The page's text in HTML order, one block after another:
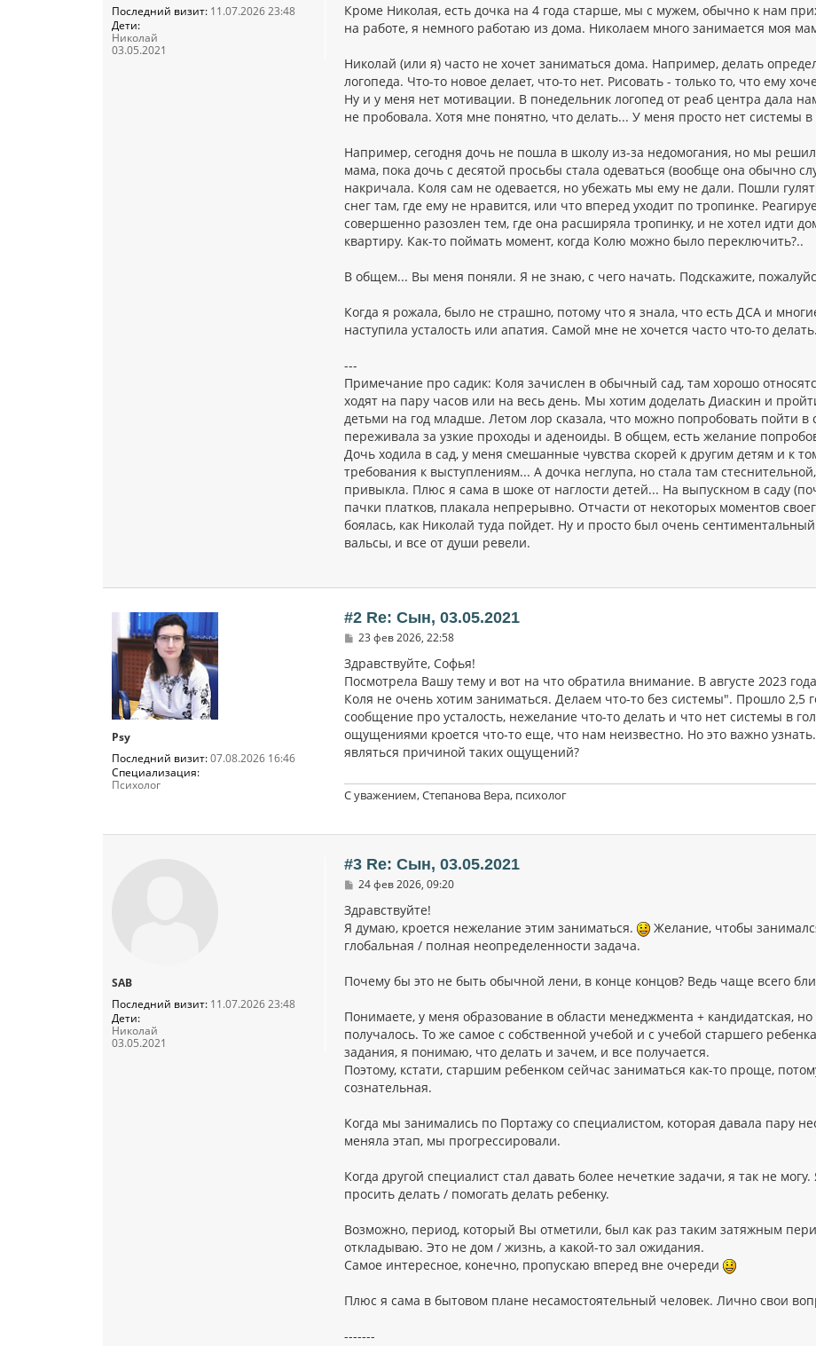
Последний визит: 11.07.2026 23:48
Дети:
Николай
03.05.2021
Кроме Николая, есть дочка на 4 года старше, мы с мужем, обычно к нам
на работе, я немного работаю из дома. Николаем много занимается моя
Николай (или я) часто не хочет заниматься дома. Например, делать
логопеда. Что-то новое делает, что-то нет. Рисовать - только то, что ему
Ну и у меня нет мотивации. В понедельник логопед от реаб центра дала
не пробовала. Хотя мне понятно, что делать... У меня просто нет системы в
Например, сегодня дочь не пошла в школу из-за недомогания, но мы
мама, пока дочь с десятой просьбы стала одеваться (вообще она обычно
накричала. Коля сам не одевается, но убежать мы ему не дали. Пошли
снег там, где ему не нравится, или что вперед уходит по тропинке.
совершенно разозлен тем, где она расширяла тропинку, и не хотел идти
квартиру. Как-то поймать момент, когда Колю можно было переключить?..
В общем... Вы меня поняли. Я не знаю, с чего начать. Подскажите,
Когда я рожала, было не страшно, потому что я знала, что есть ДСА и
наступила усталость или апатия. Самой мне не хочется часто что-то
---
Примечание про садик: Коля зачислен в обычный сад, там хорошо
ходят на пару часов или на весь день. Мы хотим доделать Диаскин и
детьми на год младше. Летом лор сказала, что можно попробовать пойти в
переживала за узкие проходы и аденоиды. В общем, есть желание
Дочь ходила в сад, у меня смешанные чувства скорей к другим детям и к
требования к выступлениям... А дочка неглупа, но стала там
привыкла. Плюс я сама в шоке от наглости детей... На выпускном в саду
пачки платков, плакала непрерывно. Отчасти от некоторых моментов
боялась, как Николай туда пойдет. Ну и просто был очень
вальсы, и все от души ревели.
Psy
Последний визит:07.08.2026 16:46
Специализация:
Психолог
#2 Re: Сын, 03.05.2021
С
о
б
щ
е
н
и
е
23 фев 2026, 22:58
Здравствуйте, Софья!
Посмотрела Вашу тему и вот на что обратила внимание. В августе 2023
Коля не очень хотим заниматься. Делаем что-то без системы". Прошло 2,5
сообщение про усталость, нежелание что-то делать и что нет системы в
ощущениями кроется что-то еще, что нам неизвестно. Но это важно
являться причиной таких ощущений?
С уважением, Степанова Вера, психолог
SAB
Последний визит: 11.07.2026 23:48
Дети:
Николай
03.05.2021
#3 Re: Сын, 03.05.2021
С
о
б
щ
е
е
24 фев 2026, 09:20
Здравствуйте!
Я думаю, кроется нежелание этим заниматься.
Желание, чтобы
глобальная / полная неопределенности задача.
Почему бы это не быть обычной лени, в конце концов? Ведь чаще всего
Понимаете, у меня образование в области менеджмента + кандидатская,
получалось. То же самое с собственной учебой и с учебой старшего
задания, я понимаю, что делать и зачем, и все получается.
Поэтому, кстати, старшим ребенком сейчас заниматься как-то проще,
сознательная.
Когда мы занимались по Портажу со специалистом, которая давала пару
меняла этап, мы прогрессировали.
Когда другой специалист стал давать более нечеткие задачи, я так не
просить делать / помогать делать ребенку.
Возможно, период, который Вы отметили, был как раз таким затяжным
откладываю. Это не дом / жизнь, а какой-то зал ожидания.
Самое интересное, конечно, пропускаю вперед вне очереди
Плюс я сама в бытовом плане несамостоятельный человек. Лично свои
-------